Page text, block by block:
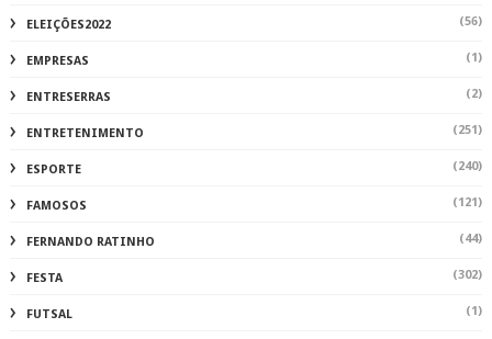
ELEIÇÕES2022 (56)
EMPRESAS (1)
ENTRESERRAS (2)
ENTRETENIMENTO (251)
ESPORTE (240)
FAMOSOS (121)
FERNANDO RATINHO (44)
FESTA (302)
FUTSAL (1)